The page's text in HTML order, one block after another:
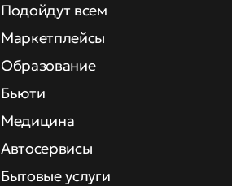
Подойдут всем
Маркетплейсы
Образование
Бьюти
Медицина
Автосервисы
Бытовые услуги